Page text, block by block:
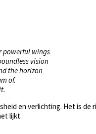
powerful wings
vision
the horizon
of.
en verlichting. Het is
lijkt.